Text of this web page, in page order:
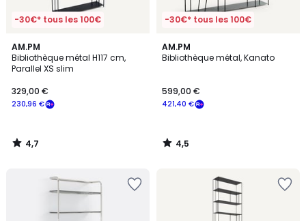
-30€* tous les 100€
AM.PM
Bibliothèque métal H117 cm,
Parallel XS slim
230,96 €
329,00 €
4,7
/ 5
4,7
/
-30€* tous les 100€
AM.PM
Bibliothèque métal, Kanato
421,40 €
599,00 €
4,5
/ 5
4,5
/